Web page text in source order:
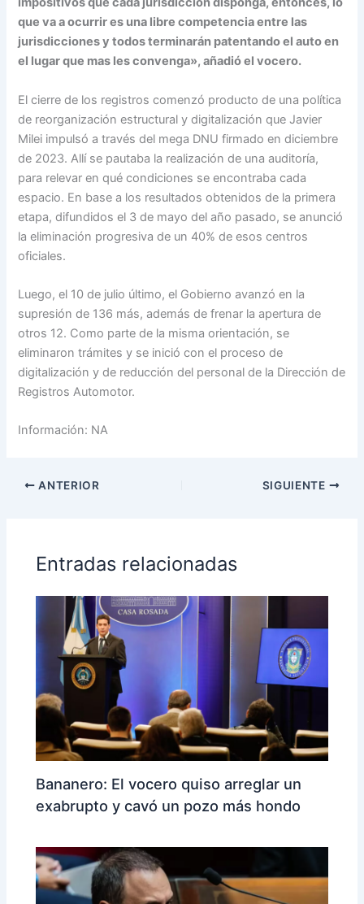
que va a ocurrir es una libre competencia entre las
jurisdicciones y todos terminarán patentando el auto en
el lugar que mas les convenga», añadió el vocero.
El cierre de los registros comenzó producto de una política
de reorganización estructural y digitalización que Javier
Milei impulsó a través del mega DNU firmado en diciembre
de 2023. Allí se pautaba la realización de una auditoría,
para relevar en qué condiciones se encontraba cada
espacio. En base a los resultados obtenidos de la primera
etapa, difundidos el 3 de mayo del año pasado, se anunció
la eliminación progresiva de un 40% de esos centros
oficiales.
Luego, el 10 de julio último, el Gobierno avanzó en la
supresión de 136 más, además de frenar la apertura de
otros 12. Como parte de la misma orientación, se
eliminaron trámites y se inició con el proceso de
digitalización y de reducción del personal de la Dirección de
Registros Automotor.
Información: NA
ANTERIOR SIGUIENTE
Entradas relacionadas
Bananero: El vocero quiso arreglar un
exabrupto y cavó un pozo más hondo